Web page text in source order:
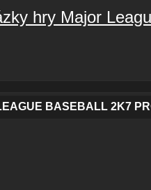
hry Major
BASEBALL 2K7